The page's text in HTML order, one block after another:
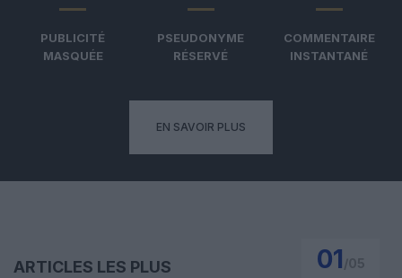
PUBLICITÉ
MASQUÉE
PSEUDONYME
RÉSERVÉ
COMMENTAIRE
INSTANTANÉ
EN SAVOIR PLUS
ARTICLES LES PLUS
01